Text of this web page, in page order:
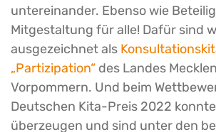
untereinander. Ebenso wie
Mitgestaltung für alle! Dafür sind
ausgezeichnet als
„Partizipation“ des Landes
Vorpommern. Und beim
Deutschen Kita-Preis 2022
überzeugen und sind unter den